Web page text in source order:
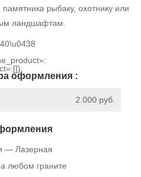
рыбаку, охотнику или
ландшафтам.
оформления :
2.000 руб.
— Лазерная
любом граните